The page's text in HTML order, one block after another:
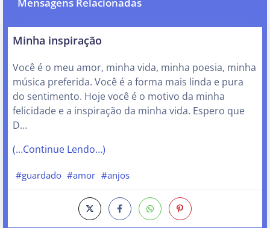
Minha inspiração
Você é o meu amor, minha vida, minha poesia, minha
música preferida. Você é a forma mais linda e pura
do sentimento. Hoje você é o motivo da minha
felicidade e a inspiração da minha vida. Espero que
D…
(…Continue Lendo…)
#guardado #amor #anjos